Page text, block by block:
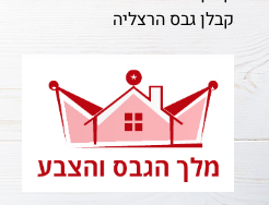
קבלן גבס הרצליה